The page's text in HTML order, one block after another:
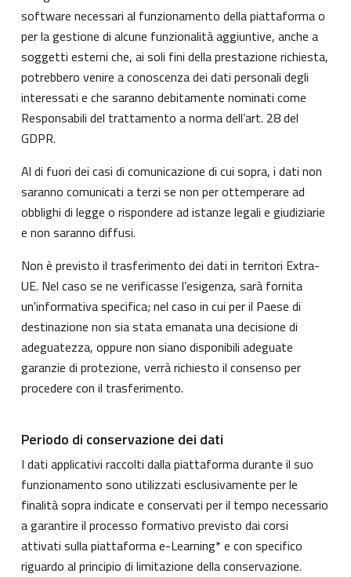
software necessari al funzionamento della piattaforma o
per la gestione di alcune funzionalità aggiuntive, anche a
soggetti esterni che, ai soli fini della prestazione richiesta,
potrebbero venire a conoscenza dei dati personali degli
interessati e che saranno debitamente nominati come
Responsabili del trattamento a norma dell’art. 28 del
GDPR.
Al di fuori dei casi di comunicazione di cui sopra, i dati non
saranno comunicati a terzi se non per ottemperare ad
obblighi di legge o rispondere ad istanze legali e giudiziarie
e non saranno diffusi.
Non è previsto il trasferimento dei dati in territori Extra-
UE. Nel caso se ne verificasse l’esigenza, sarà fornita
un'informativa specifica; nel caso in cui per il Paese di
destinazione non sia stata emanata una decisione di
adeguatezza, oppure non siano disponibili adeguate
garanzie di protezione, verrà richiesto il consenso per
procedere con il trasferimento.
Periodo di conservazione dei dati
I dati applicativi raccolti dalla piattaforma durante il suo
funzionamento sono utilizzati esclusivamente per le
finalità sopra indicate e conservati per il tempo necessario
a garantire il processo formativo previsto dai corsi
attivati sulla piattaforma e-Learning* e con specifico
riguardo al principio di limitazione della conservazione.